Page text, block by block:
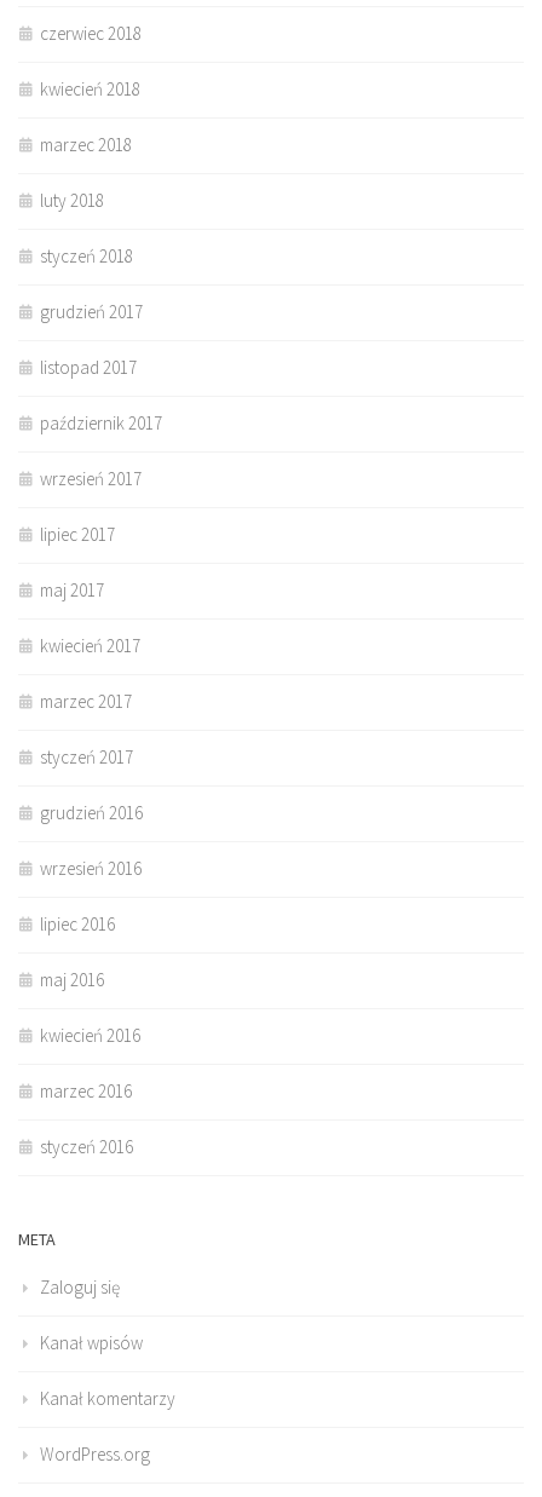
czerwiec 2018
kwiecień 2018
marzec 2018
luty 2018
styczeń 2018
grudzień 2017
listopad 2017
październik 2017
wrzesień 2017
lipiec 2017
maj 2017
kwiecień 2017
marzec 2017
styczeń 2017
grudzień 2016
wrzesień 2016
lipiec 2016
maj 2016
kwiecień 2016
marzec 2016
styczeń 2016
META
Zaloguj się
Kanał wpisów
Kanał komentarzy
WordPress.org